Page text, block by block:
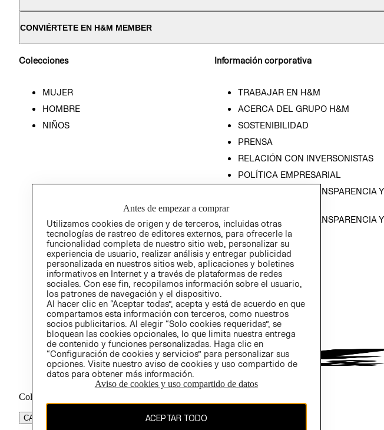
CONVIÉRTETE EN H&M MEMBER
Colecciones
MUJER
HOMBRE
NIÑOS
Información corporativa
TRABAJAR EN H&M
ACERCA DEL GRUPO H&M
SOSTENIBILIDAD
PRENSA
RELACIÓN CON INVERSONISTAS
POLÍTICA EMPRESARIAL
PROGRAMA DE TRANSPARENCIA Y
PROGRAMA DE TRANSPARENCIA Y
ÉTICA (INGLÉS)
Colombia ($)
CAMBIAR REGIÓN
Antes de empezar a comprar
Utilizamos cookies de origen y de terceros, incluidas otras
tecnologías de rastreo de editores externos, para ofrecerle la
funcionalidad completa de nuestro sitio web, personalizar su
experiencia de usuario, realizar análisis y entregar publicidad
personalizada en nuestros sitios web, aplicaciones y boletines
informativos en Internet y a través de plataformas de redes
sociales. Con ese fin, recopilamos información sobre el usuario,
los patrones de navegación y el dispositivo.
Al hacer clic en “Aceptar todas”, acepta y está de acuerdo en que
compartamos esta información con terceros, como nuestros
socios publicitarios. Al elegir “Solo cookies requeridas”, se
bloquean las cookies opcionales, lo que limita nuestra entrega
de contenido y funciones personalizadas. Haga clic en
“Configuración de cookies y servicios” para personalizar sus
opciones. Visite nuestro aviso de cookies y uso compartido de
datos para obtener más información.
Aviso de cookies y uso compartido de datos
ACEPTAR TODO